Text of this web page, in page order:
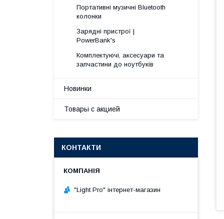
Портативні музичні Bluetooth
колонки
Зарядні пристрої |
PowerBank's
Комплектуючі, аксесуари та
запчастини до ноутбуків
Новинки
Товары с акцией
КОНТАКТИ
"Light Pro" інтернет-магазин